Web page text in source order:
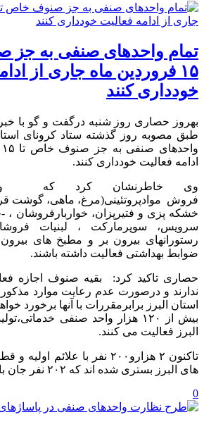
تمام واحدهای صنفی به جز
۱۵ فروردین ماه جاری از
خودداری کنند
بهروز حصاری روز شنبه درگفت و گو با
طبق مصوبه روز گذشته ستاد کرونای
ادامه فعالیت خودداری کنند.
وی خاطرنشان کرد که
فروش موادپروتئینی(مرغ، ماهی، گوشت
خشکه پزی و فتیرپزان، خواربارفروشان
سرویس، سوپرمارکت ، لبنیات
رستورانهای بیرون بر و مطبخ های بیرون
ضوابط بهداشتی فعالیت داشته باشند.
حصاری تاکید کرد: بقیه صنوف اجازه
ندارند و درصورت عدم رعایت موارد
استان البرز برابرمقررات با آنها برخورد
بیش از ۱۲۰ هزار واحد صنفی
البرز فعالیت می کنند.
تاکنون ۲ هزارو۲۰۰ نفر با
های البرز بستری شده اند که ۲۰۲ نفر جان باخته اند.
0